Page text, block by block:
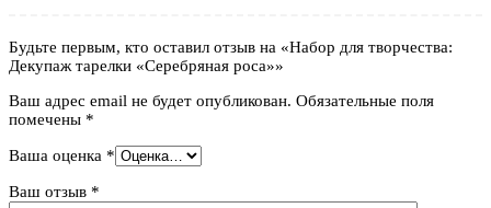
Будьте первым, кто оставил отзыв на «Набор для творчества:
Декупаж тарелки «Серебряная роса»»
Ваш адрес email не будет опубликован. Обязательные поля
помечены *
Ваша оценка *
Ваш отзыв *